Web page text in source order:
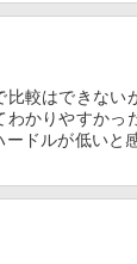
較はできない
わかりやすかっ
ドルが低いと